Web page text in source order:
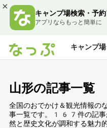
×
キャンプ場検索・予約
アプリならもっと簡単に
キャンプ場
山形の記事一覧
全国のおでかけ＆観光情報の
事一覧です。167件の記事
然と歴史文化が調和する魅力